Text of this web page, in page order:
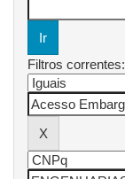
Filtros correntes: